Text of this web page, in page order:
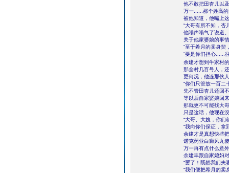
他不敢把田杏儿以
万一......那个姓高
被他知道，他嘴上
“大哥有所不知，杏
他嗡声嗡气了说道。
关于他家婆娘的事
“至于希月的卖身契
“要是你们担心......
余建才想到牛家村
那全村几百号人，
更何况，他连那伙
“你们只管放一百二
先不管田杏儿还回
等以后自家婆娘回
那就更不可能找大
只是这话，他现在
“大哥、大嫂，你们
“我向你们保证，拿
余建才是真想快些
诺克药业白癜风丸
万一再有点什么意
余建丰跟自家媳妇
“罢了！既然我们夫
“我们便把希月的卖